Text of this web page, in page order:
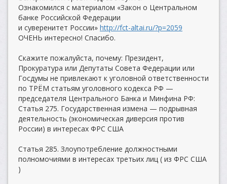
Ознакомился с материалом «Закон о Центральном
банке Российской Федерации
и суверенитет России» http://fct-altai.ru/?p=2059
ОЧЕНЬ интересно! Спасибо.
Скажите пожалуйста, почему: Президент,
Прокуратура или Депутаты Совета Федерации или
Госдумы не привлекают к уголовной ответственности
по ТРЁМ статьям уголовного кодекса РФ —
председателя Центрального Банка и Минфина РФ:
Статья 275. Государственная измена — подрывная
деятельность (экономическая диверсия против
России) в интересах ФРС США
Статья 285. Злоупотребление должностными
полномочиями в интересах третьих лиц ( из ФРС США
)